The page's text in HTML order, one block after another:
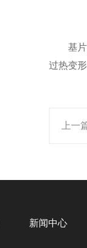
基片架
过热变
上一
新闻中心